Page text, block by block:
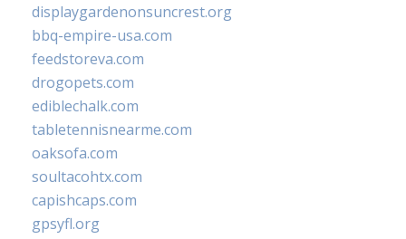
displaygardenonsuncrest.org
bbq-empire-usa.com
feedstoreva.com
drogopets.com
ediblechalk.com
tabletennisnearme.com
oaksofa.com
soultacohtx.com
capishcaps.com
gpsyfl.org